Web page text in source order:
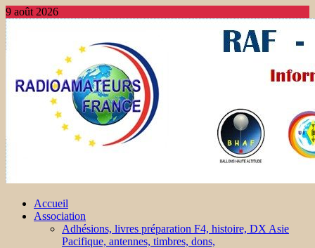
9 août 2026
Accueil
Association
Adhésions, livres préparation F4, histoire, DX Asie
Pacifique, antennes, timbres, dons,